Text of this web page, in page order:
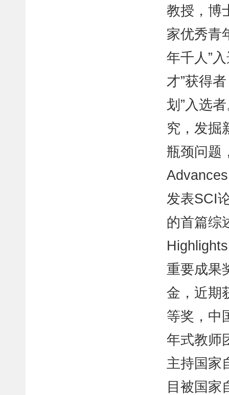
教授，博
家优秀青
年千人”
才”获得
划”入选
究，发掘
瓶颈问题
发表SCI
的首篇综
重要成果
金，近期
等奖，中
年式教师
主持国家
目被国家